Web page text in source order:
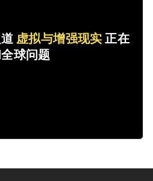
虚拟与增强现实 正在
球问题